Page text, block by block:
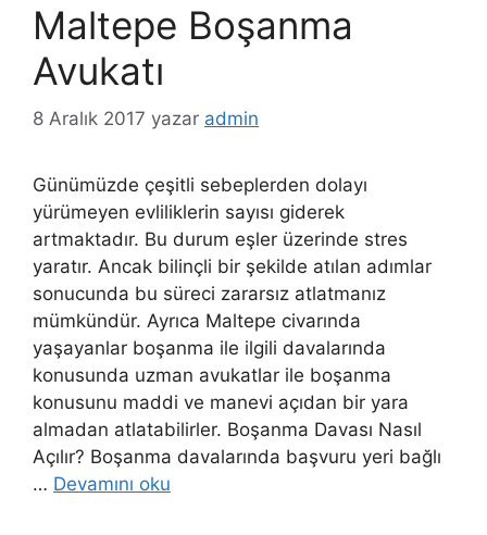
Maltepe Boşanma
Avukatı
8 Aralık 2017 yazar admin
Günümüzde çeşitli sebeplerden dolayı
yürümeyen evliliklerin sayısı giderek
artmaktadır. Bu durum eşler üzerinde stres
yaratır. Ancak bilinçli bir şekilde atılan adımlar
sonucunda bu süreci zararsız atlatmanız
mümkündür. Ayrıca Maltepe civarında
yaşayanlar boşanma ile ilgili davalarında
konusunda uzman avukatlar ile boşanma
konusunu maddi ve manevi açıdan bir yara
almadan atlatabilirler. Boşanma Davası Nasıl
Açılır? Boşanma davalarında başvuru yeri bağlı
… Devamını oku